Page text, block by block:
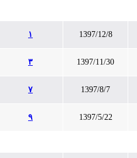
1397/12/8
1397/11/30
1397/8/7
1397/5/22